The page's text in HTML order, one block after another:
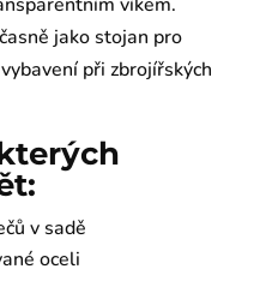
jako stojan pro
při zbrojířských
v sadě
oceli